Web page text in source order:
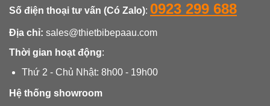
Số điện thoại tư vấn (Có Zalo): 0923 299 688
Địa chỉ: sales@thietbibepaau.com
Thời gian hoạt động:
Thứ 2 - Chủ Nhật: 8h00 - 19h00
Hệ thống showroom